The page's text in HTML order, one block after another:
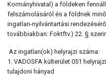
Kormányhivatal) a földeken
felszámolásáról és a földnek
ingatlan-nyilvántartási
továbbiakban: Foktftv.) 22. §
Az ingatlan(ok) helyrajzi száma:
1. VADOSFA külterület 051
tulajdoni hányad